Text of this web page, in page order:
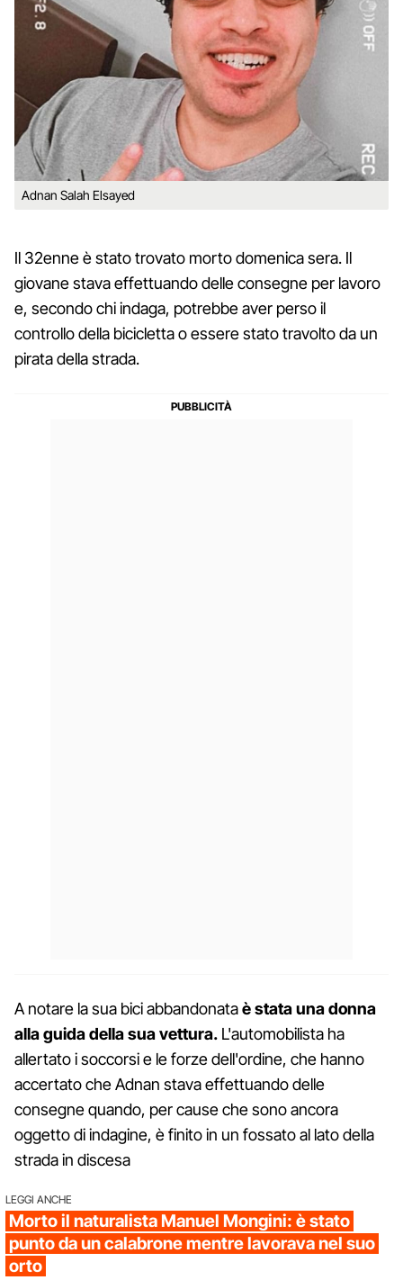
Adnan Salah Elsayed
Il 32enne è stato trovato morto domenica sera. Il
giovane stava effettuando delle consegne per lavoro
e, secondo chi indaga, potrebbe aver perso il
controllo della bicicletta o essere stato travolto da un
pirata della strada.
A notare la sua bici abbandonataè stata una donna
alla guida della sua vettura. L'automobilista ha
allertato i soccorsi e le forze dell'ordine, che hanno
accertato che Adnan stava effettuando delle
consegne quando, per cause che sono ancora
oggetto di indagine, è finito in un fossato al lato della
strada in discesa
LEGGI ANCHE
Morto il naturalista Manuel Mongini: è stato
punto da un calabrone mentre lavorava nel suo
orto